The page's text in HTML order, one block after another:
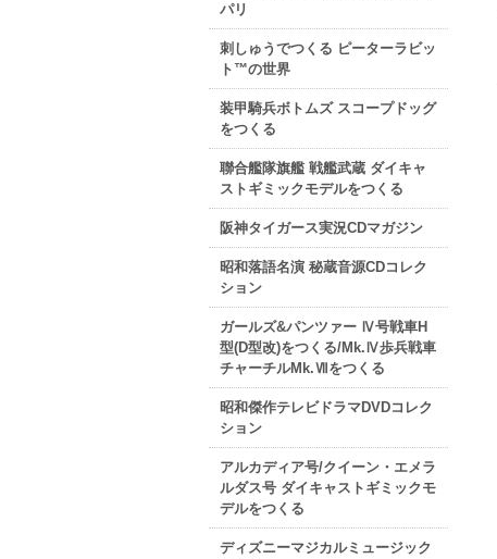
パリ
刺しゅうでつくる ピーターラビッ
ト™の世界
装甲騎兵ボトムズ スコープドッグ
をつくる
聯合艦隊旗艦 戦艦武蔵 ダイキャ
ストギミックモデルをつくる
阪神タイガース実況CDマガジン
昭和落語名演 秘蔵音源CDコレク
ション
ガールズ&パンツァー Ⅳ号戦車H
型(D型改)をつくる/Mk.Ⅳ歩兵戦車
チャーチルMk.Ⅶをつくる
昭和傑作テレビドラマDVDコレク
ション
アルカディア号/クイーン・エメラ
ルダス号 ダイキャストギミックモ
デルをつくる
ディズニーマジカルミュージック